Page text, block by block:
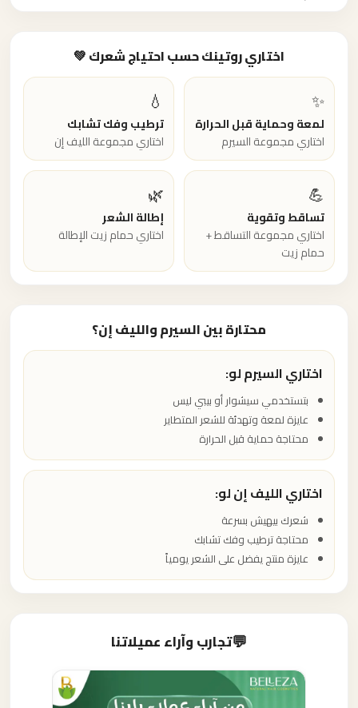
اختاري روتينك حسب احتياج شعرك 💚
✨
لمعة وحماية قبل الحرارة
اختاري مجموعة السيرم
💧
ترطيب وفك تشابك
اختاري مجموعة الليف إن
💪
تساقط وتقوية
اختاري مجموعة التساقط +
حمام زيت
🌿
إطالة الشعر
اختاري حمام زيت الإطالة
محتارة بين السيرم والليف إن؟
اختاري السيرم لو:
بتستخدمي سيشوار أو بيبي ليس
عايزة لمعة وتهدئة للشعر المتطاير
محتاجة حماية قبل الحرارة
اختاري الليف إن لو:
شعرك بيهيش بسرعة
محتاجة ترطيب وفك تشابك
عايزة منتج يفضل على الشعر يومياً
💬تجارب وآراء عميلاتنا